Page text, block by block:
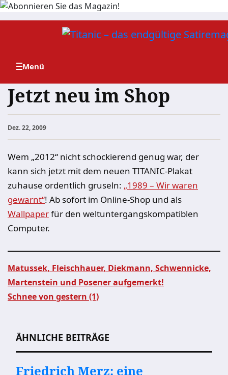
Zum
Jetzt neu im Shop
Dez. 22, 2009
Wem „2012“ nicht schockierend genug war, der
kann sich jetzt mit dem neuen TITANIC-Plakat
zuhause ordentlich gruseln: „1989 – Wir waren
gewarnt“! Ab sofort im Online-Shop und als
Wallpaperfür den weltuntergangskompatiblen
Computer.
Beitragsnavigation
Matussek, Fleischhauer, Diekmann, Schwennicke,
Martenstein und Posener aufgemerkt!
Schnee von gestern (1)
ÄHNLICHE BEITRÄGE
Friedrich Merz: eine